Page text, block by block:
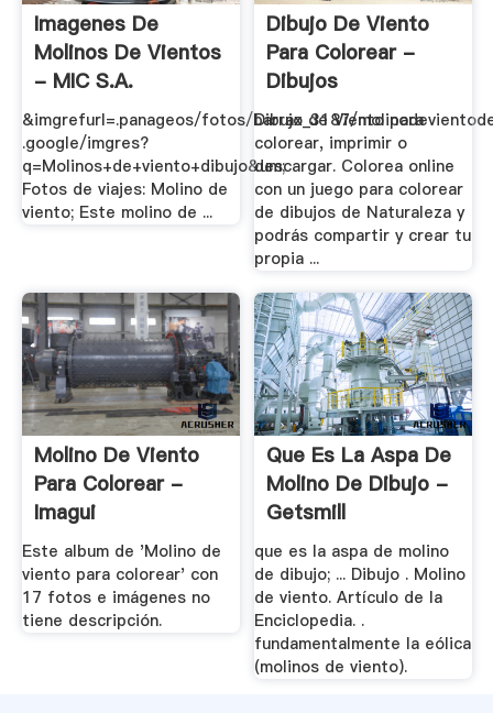
Imagenes De
Molinos De Vientos
- MIC S.A.
&imgrefurl=.panageos/fotos/barrax_3187/
.google/imgres?
q=Molinos+de+viento+dibujo&um;
Fotos de viajes: Molino de
viento; Este molino de ...
Dibujo De Viento
Para Colorear -
Dibujos
Dibujo de Viento para
colorear, imprimir o
descargar. Colorea online
con un juego para colorear
de dibujos de Naturaleza y
podrás compartir y crear tu
propia ...
Molino De Viento
Para Colorear -
Imagui
Este album de 'Molino de
viento para colorear' con
17 fotos e imágenes no
tiene descripción.
Que Es La Aspa De
Molino De Dibujo -
Getsmill
que es la aspa de molino
de dibujo; ... Dibujo . Molino
de viento. Artículo de la
Enciclopedia. .
fundamentalmente la eólica
(molinos de viento).